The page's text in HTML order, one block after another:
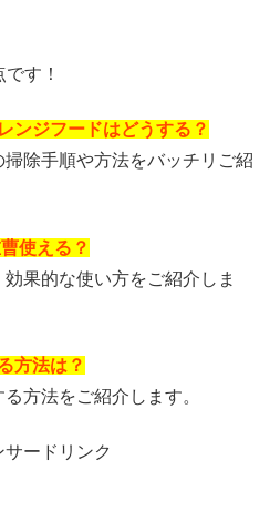
す！
ンジフードはどうする？
除手順や方法をバッチリご紹
使える？
果的な使い方をご紹介しま
方法は？
方法をご紹介します。
サードリンク